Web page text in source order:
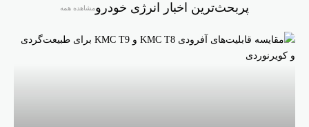
پربحث‌ترین اخبار انرژی خودرومشاهده همه